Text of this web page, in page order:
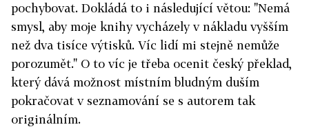
pochybovat. Dokládá to i následující větou: "Nemá
smysl, aby moje knihy vycházely v nákladu vyšším
než dva tisíce výtisků. Víc lidí mi stejně nemůže
porozumět." O to víc je třeba ocenit český překlad,
který dává možnost místním bludným duším
pokračovat v seznamování se s autorem tak
originálním.